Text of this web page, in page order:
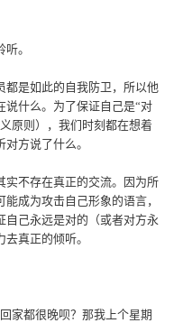
。
都是如此的自我防卫，所以他
说什么。为了保证自己是“对
原则），我们时刻都在想着
方说了什么。
实不存在真正的交流。因为所
成为攻击自己形象的语言，
自己永远是对的（或者对方永
真正的倾听。
家都很晚呗？那我上个星期